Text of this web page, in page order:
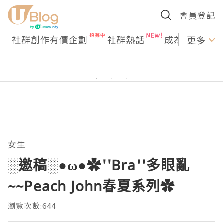
會員登記
社群創作有價企劃 社群熱話 成為U更多
女生
░邀稿░●ω●✿''Bra''多眼亂
~~Peach John春夏系列✿
瀏覽次數:644